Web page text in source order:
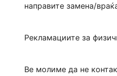
направите замена/
Рекламациите за
Ве молиме да не